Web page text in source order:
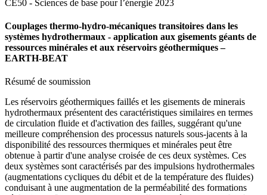
CE50 - Sciences de base pour l’énergie 2023
Couplages thermo-hydro-mécaniques transitoires dans les
systèmes hydrothermaux - application aux gisements géants de
ressources minérales et aux réservoirs géothermiques –
EARTH-BEAT
Résumé de soumission
Les réservoirs géothermiques faillés et les gisements de minerais
hydrothermaux présentent des caractéristiques similaires en termes
de circulation fluide et d'activation des failles, suggérant qu'une
meilleure compréhension des processus naturels sous-jacents à la
disponibilité des ressources thermiques et minérales peut être
obtenue à partir d'une analyse croisée de ces deux systèmes. Ces
deux systèmes sont caractérisés par des impulsions hydrothermales
(augmentations cycliques du débit et de la température des fluides)
conduisant à une augmentation de la perméabilité des formations